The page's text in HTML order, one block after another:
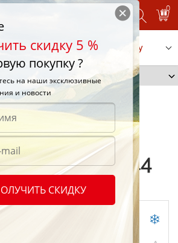
0
Заказать услугу
2C 175/70 R14 84T
Lassa
2C 175/70 R14
скидку 5 %
покупку ?
на наши эксклюзивные
и новости
СКИДКУ